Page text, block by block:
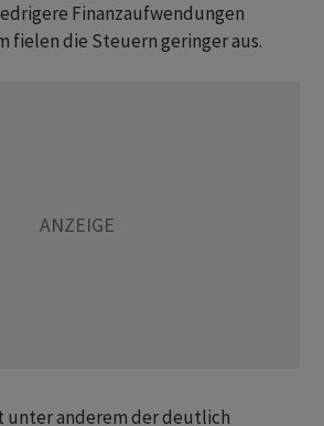
Finanzaufwendungen
fielen die Steuern geringer aus.
unter anderem der deutlich